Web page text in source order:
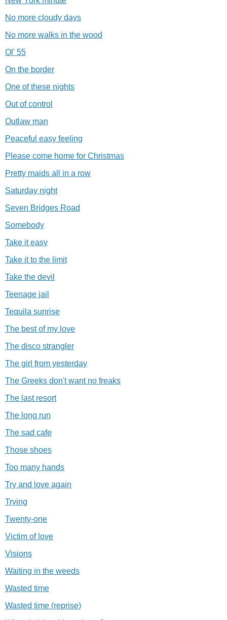
No more cloudy days
No more walks in the wood
Ol' 55
On the border
One of these nights
Out of control
Outlaw man
Peaceful easy feeling
Please come home for Christmas
Pretty maids all in a row
Saturday night
Seven Bridges Road
Somebody
Take it easy
Take it to the limit
Take the devil
Teenage jail
Tequila sunrise
The best of my love
The disco strangler
The girl from yesterday
The Greeks don't want no freaks
The last resort
The long run
The sad cafe
Those shoes
Too many hands
Try and love again
Trying
Twenty-one
Victim of love
Visions
Waiting in the weeds
Wasted time
Wasted time (reprise)